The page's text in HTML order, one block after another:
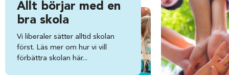
Allt börjar med en
bra skola
Vi liberaler sätter alltid skolan
först. Läs mer om hur vi vill
förbättra skolan här...